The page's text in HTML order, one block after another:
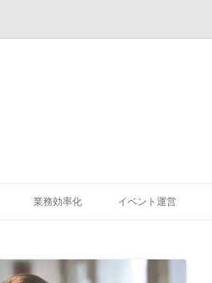
ン
ス
キ
業務効率化 イベント運営